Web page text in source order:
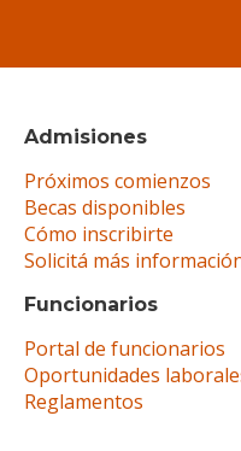
Admisiones
Próximos comienzos
Becas disponibles
Cómo inscribirte
Solicitá más
Funcionarios
Portal de funcionarios
Oportunidades
Reglamentos